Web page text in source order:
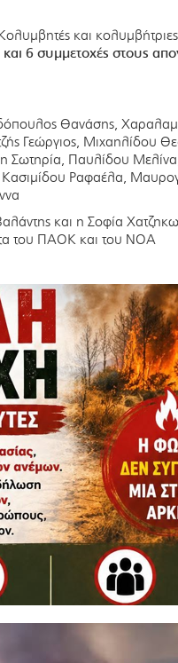
και
6 συμμετοχές στους
Θανάσης,
Γεώργιος, Μιχαηλίδου
Παυλίδου Μελίνα,
Ραφαέλα,
και η Σοφία
του ΠΑΟΚ και του ΝΟΑ